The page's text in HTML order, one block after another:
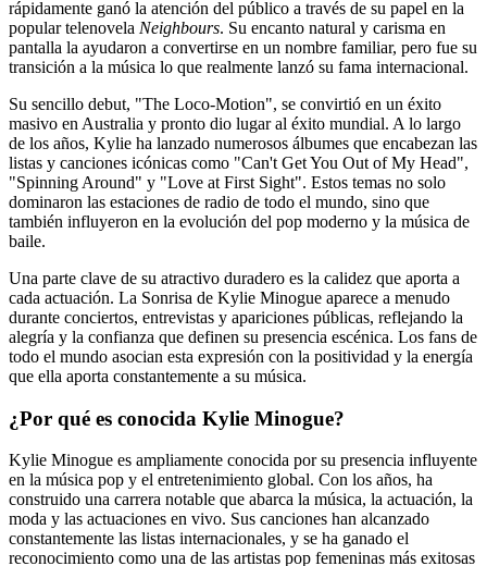
rápidamente ganó la atención del público a través de su papel en la
popular telenovela Neighbours. Su encanto natural y carisma en
pantalla la ayudaron a convertirse en un nombre familiar, pero fue su
transición a la música lo que realmente lanzó su fama internacional.
Su sencillo debut, "The Loco-Motion", se convirtió en un éxito
masivo en Australia y pronto dio lugar al éxito mundial. A lo largo
de los años, Kylie ha lanzado numerosos álbumes que encabezan las
listas y canciones icónicas como "Can't Get You Out of My Head",
"Spinning Around" y "Love at First Sight". Estos temas no solo
dominaron las estaciones de radio de todo el mundo, sino que
también influyeron en la evolución del pop moderno y la música de
baile.
Una parte clave de su atractivo duradero es la calidez que aporta a
cada actuación. La Sonrisa de Kylie Minogue aparece a menudo
durante conciertos, entrevistas y apariciones públicas, reflejando la
alegría y la confianza que definen su presencia escénica. Los fans de
todo el mundo asocian esta expresión con la positividad y la energía
que ella aporta constantemente a su música.
¿Por qué es conocida Kylie Minogue?
Kylie Minogue es ampliamente conocida por su presencia influyente
en la música pop y el entretenimiento global. Con los años, ha
construido una carrera notable que abarca la música, la actuación, la
moda y las actuaciones en vivo. Sus canciones han alcanzado
constantemente las listas internacionales, y se ha ganado el
reconocimiento como una de las artistas pop femeninas más exitosas